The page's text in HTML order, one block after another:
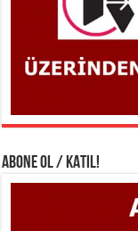
ABONE OL / KATIL!